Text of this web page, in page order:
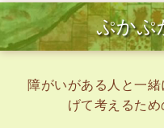
ぷかぷ
障がいがある人と一
げて考えるため